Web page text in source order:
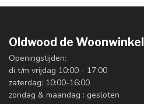
Oldwood de Woonwinkel
Openingstijden:
di t/m vrijdag 10:00 - 17:00
zaterdag: 10:00-16:00
zondag & maandag : gesloten